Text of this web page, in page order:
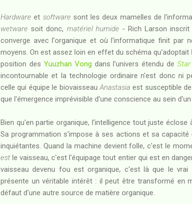
Hardware et software sont les deux mamelles de
wetware soit donc, matériel humide - Rich Larson
converge avec l'organique et où l'informatique finit par
moyens. On est assez loin en effet du schéma qu'adoptait
position des Yuuzhan Vong dans l'univers étendu de
incontournable et la technologie ordinaire n'est donc ni
celle qui équipe le biovaisseauAnastasia est susceptible
que l'émergence imprévisible d'une conscience au sein
Bien qu'en partie organique, l'intelligence tout juste éclose
Sa programmation s'impose à ses actions et sa
inquiétantes. Quand la machine devient folle, c'est le
est le vaisseau, c'est l'équipage tout entier qui est en
vaisseau devenu fou est organique, c'est là que le vrai
présente un véritable intérêt : il peut être transformé en
défaut d'une autre source de matière organique.